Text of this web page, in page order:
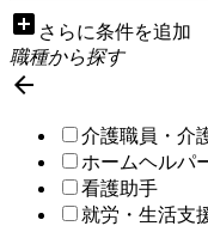
add_box さらに条件を追加
職種から探す

介護職員・介
ホームヘルパ
看護助手
就労・生活支